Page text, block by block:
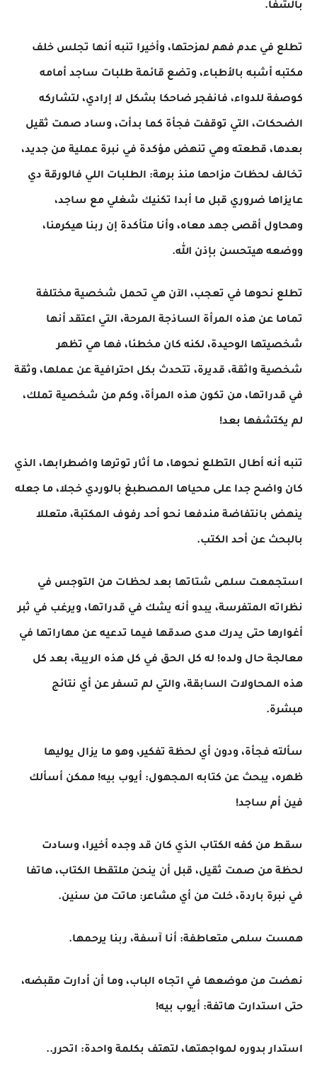
بالشفا.
تطلع في عدم فهم لمزحتها، وأخيرا تنبه أنها تجلس خلف
مكتبه أشبه بالأطباء، وتضع قائمة طلبات ساجد أمامه
كوصفة للدواء، فانفجر ضاحكا بشكل لا إرادي، لتشاركه
الضحكات، التي توقفت فجأة كما بدأت، وساد صمت ثقيل
بعدها، قطعته وهي تنهض مؤكدة في نبرة عملية من جديد،
تخالف لحظات مزاحها منذ برهة: الطلبات اللي فالورقة دي
عايزاها ضروري قبل ما أبدا تكنيك شغلي مع ساجد،
وهحاول أقصى جهد معاه، وأنا متأكدة إن ربنا هيكرمنا،
ووضعه هيتحسن بإذن الله.
تطلع نحوها في تعجب، الآن هي تحمل شخصية مختلفة
تماما عن هذه المرأة الساذجة المرحة، التي اعتقد أنها
شخصيتها الوحيدة، لكنه كان مخطئا، فها هي تظهر
شخصية واثقة، قديرة، تتحدث بكل احترافية عن عملها، وثقة
في قدراتها، من تكون هذه المرأة، وكم من شخصية تملك،
لم يكتشفها بعد!
تنبه أنه أطال التطلع نحوها، ما أثار توترها واضطرابها، الذي
كان واضح جدا على محياها المصطبغ بالوردي خجلا، ما جعله
ينهض بانتفاضة مندفعا نحو أحد رفوف المكتبة، متعللا
بالبحث عن أحد الكتب.
استجمعت سلمى شتاتها بعد لحظات من التوجس في
نظراته المتفرسة، يبدو أنه يشك في قدراتها، ويرغب في ثبر
أغوارها حتى يدرك مدى صدقها فيما تدعيه عن مهاراتها في
معالجة حال ولده! له كل الحق في كل هذه الريبة، بعد كل
هذه المحاولات السابقة، والتي لم تسفر عن أي نتائج
مبشرة.
سألته فجأة، ودون أي لحظة تفكير، وهو ما يزال يوليها
ظهره، يبحث عن كتابه المجهول: أيوب بيه! ممكن أسألك
فين أم ساجد!
سقط من كفه الكتاب الذي كان قد وجده أخيرا، وسادت
لحظة من صمت ثقيل، قبل أن ينحن ملتقطا الكتاب، هاتفا
في نبرة باردة، خلت من أي مشاعر: ماتت من سنين.
همست سلمى متعاطفة: أنا آسفة، ربنا يرحمها.
نهضت من موضعها في اتجاه الباب، وما أن أدارت مقبضه،
حتى استدارت هاتفة: أيوب بيه!
استدار بدوره لمواجهتها، لتهتف بكلمة واحدة: اتحرر..